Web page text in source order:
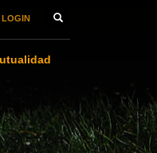
LOGIN